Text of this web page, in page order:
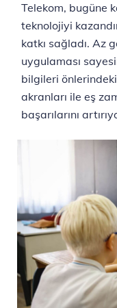
Telekom, bugüne
teknolojiyi
katkı sağladı. Az
uygulaması
bilgileri
akranları ile eş
başarılarını